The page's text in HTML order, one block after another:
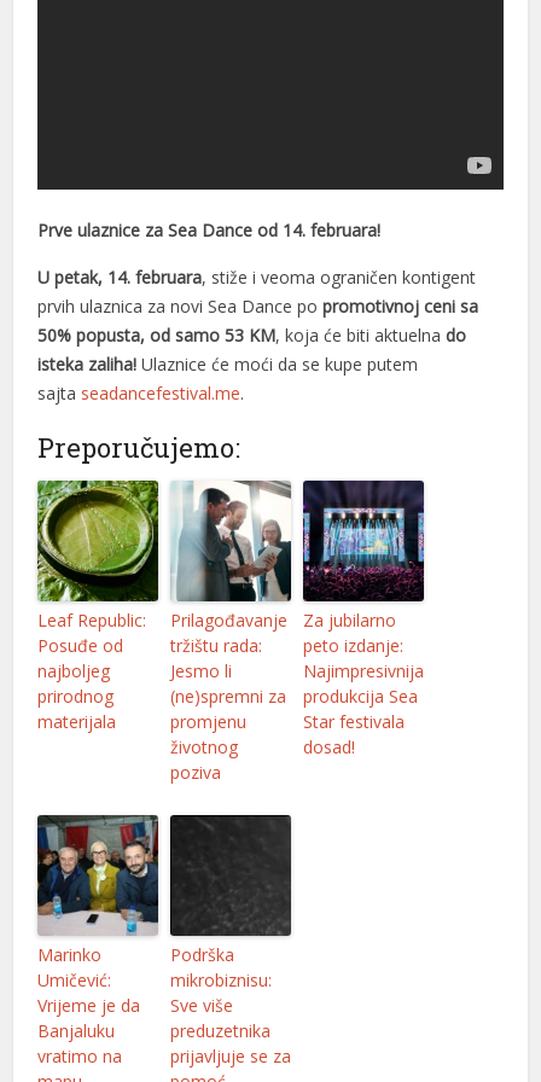
panel
panel
panel
satın al
Panel
Panel
Panel
Panel
Panel
Panel
Panel
Panel
panel
Avukat
Escort
Prve ulaznice za Sea Dance od 14. februara!
U petak, 14. februara, stiže i veoma ograničen kontigent
prvih ulaznica za novi Sea Dance popromotivnoj ceni sa
50% popusta, od samo 53 KM, koja će biti aktuelnado
isteka zaliha! Ulaznice će moći da se kupe putem
sajta seadancefestival.me.
Preporučujemo:
Leaf Republic:
Posuđe od
najboljeg
prirodnog
materijala
Prilagođavanje
tržištu rada:
Jesmo li
(ne)spremni za
promjenu
životnog
poziva
Za jubilarno
peto izdanje:
Najimpresivnija
produkcija Sea
Star festivala
dosad!
Marinko
Umičević:
Vrijeme je da
Banjaluku
vratimo na
Podrška
mikrobiznisu:
Sve više
preduzetnika
prijavljuje se za